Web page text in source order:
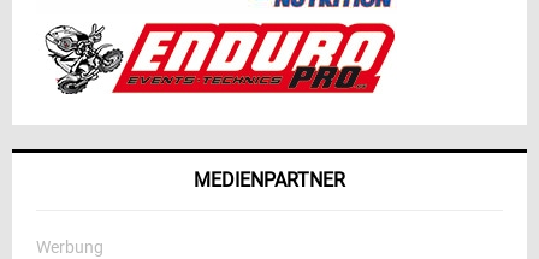
MEDIENPARTNER
Werbung